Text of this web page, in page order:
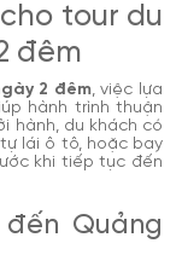
tour du
đêm
2 đêm, việc lựa
hành trình thuận
hành, du khách có
lái ô tô, hoặc bay
khi tiếp tục đến
Quảng